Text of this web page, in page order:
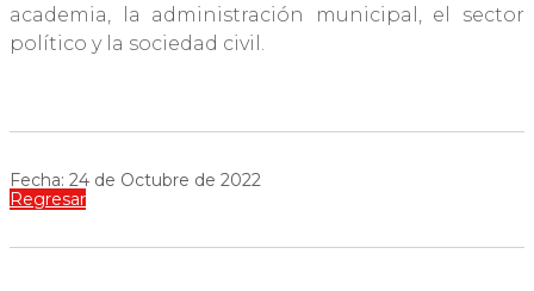
academia, la administración municipal, el sector
político y la sociedad civil.
Fecha: 24 de Octubre de 2022
Regresar